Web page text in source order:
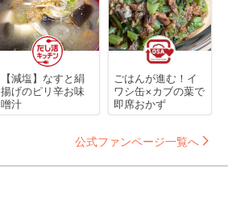
【減塩】なすと絹
揚げのピリ辛お味
噌汁
ごはんが進む！イ
ワシ缶×カブの葉で
即席おかず
公式ファンページ一覧へ